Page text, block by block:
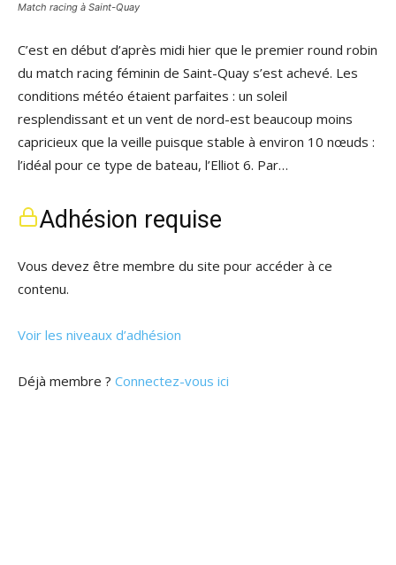
Match racing à Saint-Quay
C’est en début d’après midi hier que le premier round robin
du match racing féminin de Saint-Quay s’est achevé. Les
conditions météo étaient parfaites : un soleil
resplendissant et un vent de nord-est beaucoup moins
capricieux que la veille puisque stable à environ 10 nœuds :
l’idéal pour ce type de bateau, l’Elliot 6. Par…
Adhésion requise
Vous devez être membre du site pour accéder à ce
contenu.
Voir les niveaux d’adhésion
Déjà membre ? Connectez-vous ici